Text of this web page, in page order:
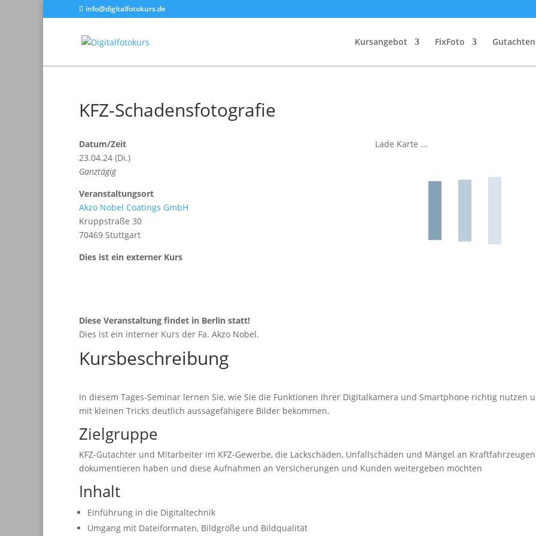
info@digitalfotokurs.de
Kursangebot FixFoto
KFZ-Schadensfotografie
Datum/Zeit
23.04.24 (Di.)
Ganztägig
Veranstaltungsort
Akzo Nobel Coatings GmbH
Kruppstraße 30
70469 Stuttgart
Dies ist ein externer Kurs
Lade Karte ...
Diese Veranstaltung findet in Berlin statt!
Dies ist ein interner Kurs der Fa. Akzo Nobel.
Kursbeschreibung
In diesem Tages-Seminar lernen Sie, wie Sie die Funktionen Ihrer Digitalkamera und Smartphone richtig nutzen
mit kleinen Tricks deutlich aussagefähigere Bilder bekommen.
Zielgruppe
KFZ-Gutachter und Mitarbeiter im KFZ-Gewerbe, die Lackschäden, Unfallschäden und Mängel an
dokumentieren haben und diese Aufnahmen an Versicherungen und Kunden weitergeben möchten
Inhalt
Einführung in die Digitaltechnik
Umgang mit Dateiformaten, Bildgröße und Bildqualität